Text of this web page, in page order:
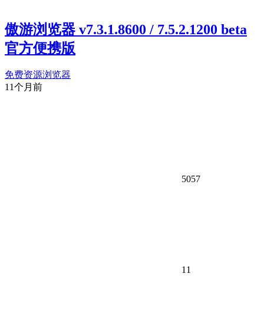
傲游浏览器 v7.3.1.8600 / 7.5.2.1200 beta
官方便携版
免费资源浏览器
11个月前
5057
11